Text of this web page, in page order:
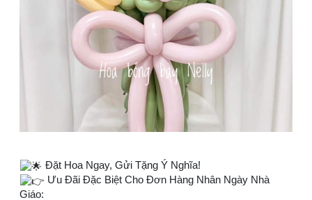
Đặt Hoa Ngay, Gửi Tặng Ý Nghĩa!
Ưu Đãi Đặc Biệt Cho Đơn Hàng Nhân Ngày Nhà
Giáo: